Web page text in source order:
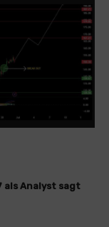
als Analyst sagt